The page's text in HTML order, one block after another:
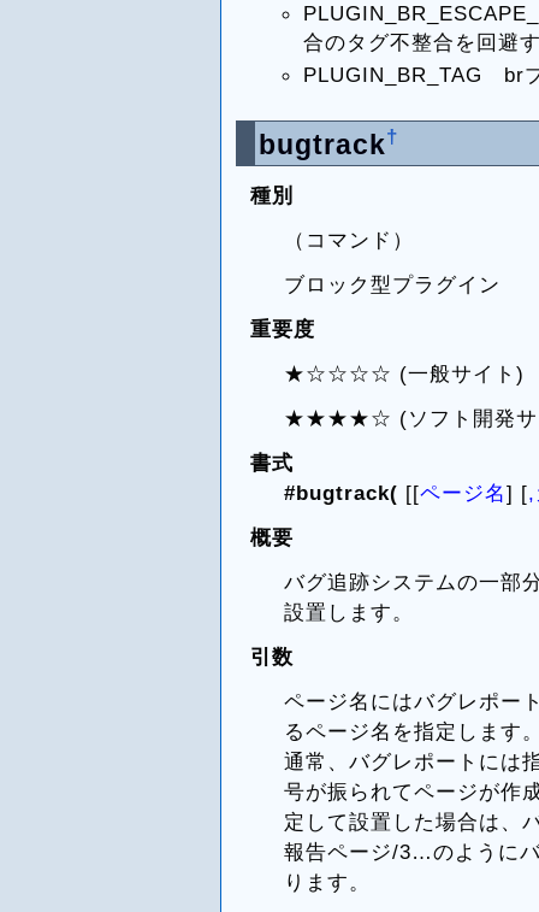
合のタグ不整合を回避
PLUGIN_BR_TAG br
bugtrack†
種別
（コマンド）
ブロック型プラグイン
重要度
★☆☆☆☆ (一般サイト)
★★★★☆ (ソフト開発サ
書式
#bugtrack( [[ページ名] [
概要
バグ追跡システムの一部
設置します。
引数
ページ名にはバグレポー
るページ名を指定します
通常、バグレポートには
号が振られてページが作
定して設置した場合は、
報告ページ/3…のように
ります。